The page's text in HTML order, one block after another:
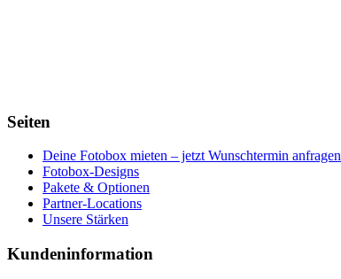
Seiten
Deine Fotobox mieten – jetzt Wunschtermin anfragen
Fotobox-Designs
Pakete & Optionen
Partner-Locations
Unsere Stärken
Kundeninformation